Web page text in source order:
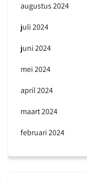
augustus 2024
juli 2024
juni 2024
mei 2024
april 2024
maart 2024
februari 2024